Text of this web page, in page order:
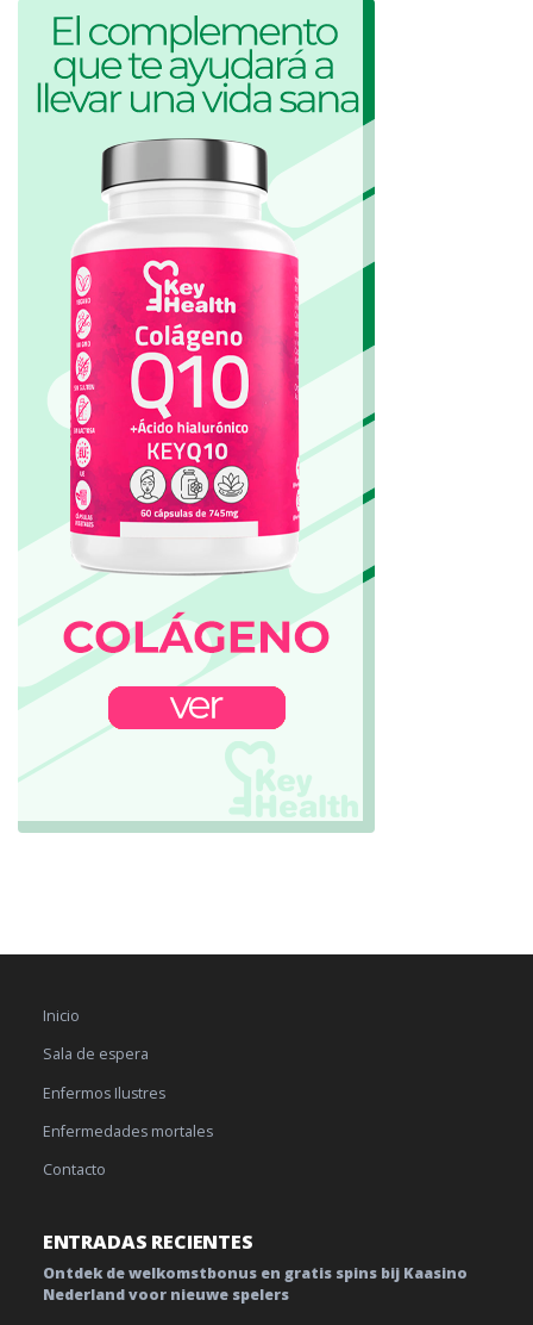
Inicio
Sala de espera
Enfermos Ilustres
Enfermedades mortales
Contacto
ENTRADAS RECIENTES
Ontdek de welkomstbonus en gratis spins bij Kaasino
Nederland voor nieuwe spelers